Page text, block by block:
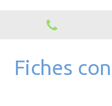
Fiches